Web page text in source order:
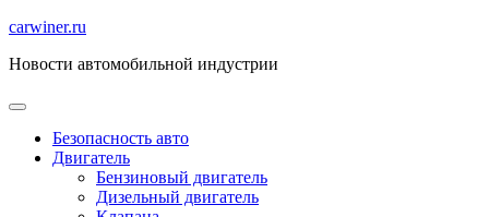
Перейти
содержимому
carwiner.ru
Новости автомобильной индустрии
Безопасность авто
Двигатель
Бензиновый двигатель
Дизельный двигатель